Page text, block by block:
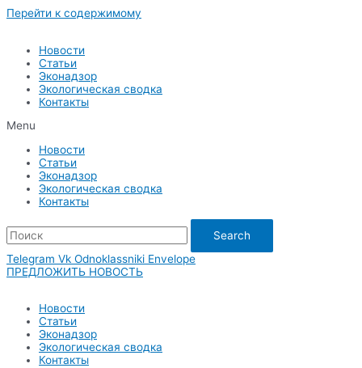
Перейти к содержимому
Новости
Статьи
Эконадзор
Экологическая сводка
Контакты
Menu
Новости
Статьи
Эконадзор
Экологическая сводка
Контакты
Search
Telegram Vk Odnoklassniki Envelope
ПРЕДЛОЖИТЬ НОВОСТЬ
Новости
Статьи
Эконадзор
Экологическая сводка
Контакты